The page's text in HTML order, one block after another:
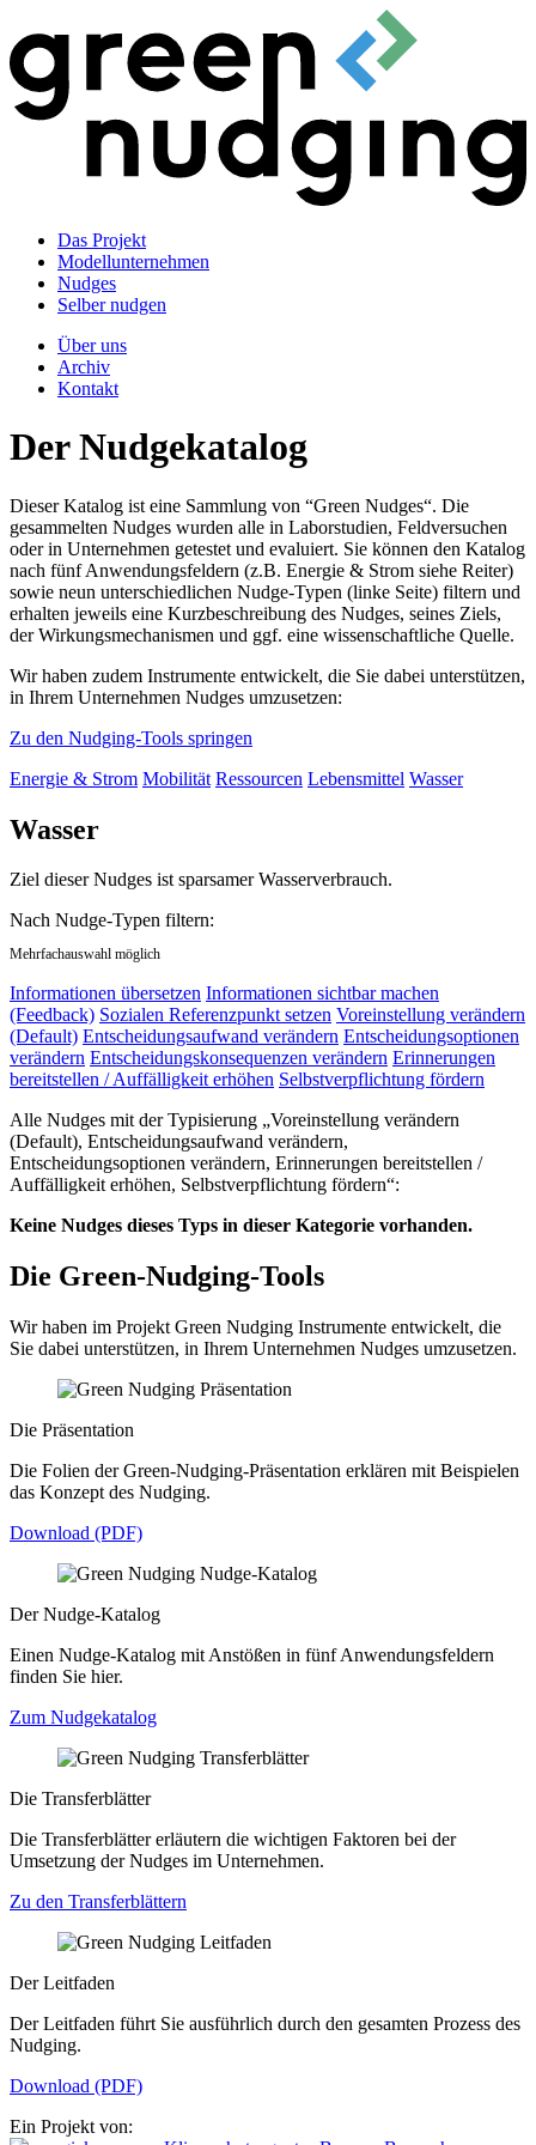
Das Projekt
Modellunternehmen
Nudges
Selber nudgen
Über uns
Archiv
Kontakt
Der Nudgekatalog
Dieser Katalog ist eine Sammlung von “Green Nudges“. Die
gesammelten Nudges wurden alle in Laborstudien, Feldversuchen
oder in Unternehmen getestet und evaluiert. Sie können den Katalog
nach fünf Anwendungsfeldern (z.B. Energie & Strom siehe Reiter)
sowie neun unterschiedlichen Nudge-Typen (linke Seite) filtern und
erhalten jeweils eine Kurzbeschreibung des Nudges, seines Ziels,
der Wirkungsmechanismen und ggf. eine wissenschaftliche Quelle.
Wir haben zudem Instrumente entwickelt, die Sie dabei unterstützen,
in Ihrem Unternehmen Nudges umzusetzen:
Zu den Nudging-Tools springen
Energie & Strom Mobilität Ressourcen Lebensmittel Wasser
Wasser
Ziel dieser Nudges ist sparsamer Wasserverbrauch.
Nach Nudge-Typen filtern:
Mehrfachauswahl möglich
Informationen übersetzen Informationen sichtbar machen
(Feedback) Sozialen Referenzpunkt setzen Voreinstellung verändern
(Default) Entscheidungsaufwand verändern Entscheidungsoptionen
verändern Entscheidungskonsequenzen verändern Erinnerungen
bereitstellen / Auffälligkeit erhöhen Selbstverpflichtung fördern
Alle Nudges mit der Typisierung „Voreinstellung verändern
(Default), Entscheidungsaufwand verändern,
Entscheidungsoptionen verändern, Erinnerungen bereitstellen /
Auffälligkeit erhöhen, Selbstverpflichtung fördern“:
Keine Nudges dieses Typs in dieser Kategorie vorhanden.
Die Green-Nudging-Tools
Wir haben im Projekt Green Nudging Instrumente entwickelt, die
Sie dabei unterstützen, in Ihrem Unternehmen Nudges umzusetzen.
Die Präsentation
Die Folien der Green-Nudging-Präsentation erklären mit Beispielen
das Konzept des Nudging.
Download (PDF)
Der Nudge-Katalog
Einen Nudge-Katalog mit Anstößen in fünf Anwendungsfeldern
finden Sie hier.
Zum Nudgekatalog
Die Transferblätter
Die Transferblätter erläutern die wichtigen Faktoren bei der
Umsetzung der Nudges im Unternehmen.
Zu den Transferblättern
Der Leitfaden
Der Leitfaden führt Sie ausführlich durch den gesamten Prozess des
Nudging.
Download (PDF)
Ein Projekt von: